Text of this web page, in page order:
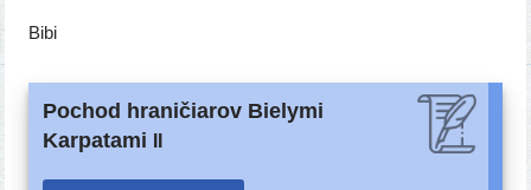
Bibi
Pochod hraničiarov Bielymi
Karpatami II